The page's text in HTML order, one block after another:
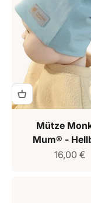
Mütze
Mum® -
16,00 €